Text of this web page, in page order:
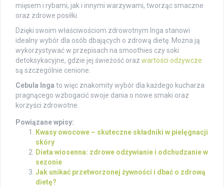
mięsem i rybami, jak i innymi warzywami, tworząc smaczne
oraz zdrowe posiłki.
Dzięki swoim właściwościom zdrowotnym Inga stanowi
idealny wybór dla osób dbających o zdrową dietę. Można ją
wykorzystywać w przepisach na smoothies czy soki
detoksykacyjne, gdzie jej świeżość oraz wartości odżywcze
są szczególnie cenione.
Cebula Inga to więc znakomity wybór dla każdego kucharza
pragnącego wzbogacić swoje dania o nowe smaki oraz
korzyści zdrowotne.
Powiązane wpisy:
Kwasy owocowe – skuteczne składniki w pielęgnacji
skóry
Dieta wiosenna: zdrowe odżywianie i odchudzanie w
sezonie
Jak unikać przetworzonej żywności i dbać o zdrową
dietę?